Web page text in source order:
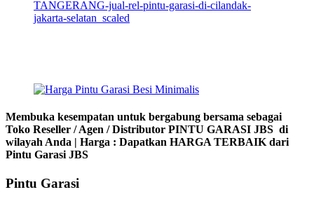
Membuka kesempatan untuk bergabung bersama sebagai
Toko Reseller / Agen / Distributor PINTU GARASI JBS di
wilayah Anda | Harga : Dapatkan HARGA TERBAIK dari
Pintu Garasi JBS
Pintu Garasi